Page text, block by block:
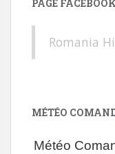
PAGE FACEBOOK
Romania
MÉTÉO